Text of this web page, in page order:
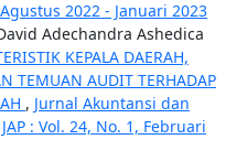
2022 - Januari 2023
Adechandra Ashedica
KEPALA DAERAH,
TEMUAN AUDIT TERHADAP
, Jurnal Akuntansi dan
: Vol. 24, No. 1, Februari